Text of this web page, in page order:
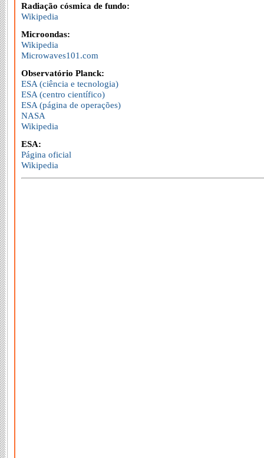
Radiação cósmica de fundo:
Wikipedia
Microondas:
Wikipedia
Microwaves101.com
Observatório Planck:
ESA (ciência e tecnologia)
ESA (centro científico)
ESA (página de operações)
NASA
Wikipedia
ESA:
Página oficial
Wikipedia